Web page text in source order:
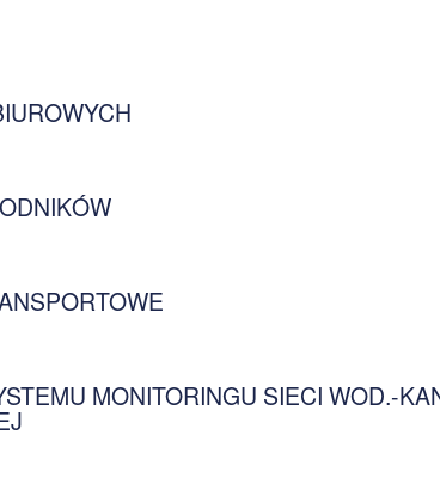
MONITORINGU SIECI WOD.-